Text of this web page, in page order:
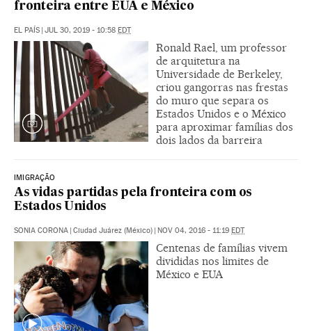
fronteira entre EUA e México
EL PAÍS JUL 30, 2019 - 10:58 EDT
Ronald Rael, um professor
de arquitetura na
Universidade de Berkeley,
criou gangorras nas frestas
do muro que separa os
Estados Unidos e o México
para aproximar famílias dos
dois lados da barreira
IMIGRAÇÃO
As vidas partidas pela fronteira com os
Estados Unidos
SONIA CORONA Ciudad Juárez (México) NOV 04, 2016 - 11:19 EDT
Centenas de famílias vivem
divididas nos limites de
México e EUA